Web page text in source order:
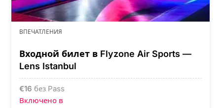
ВПЕЧАТЛЕНИЯ
Входной билет в Flyzone Air Sports —
Lens Istanbul
€16 без Pass
Включено в